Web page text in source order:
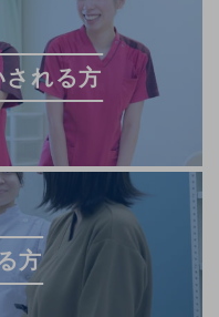
される方
方